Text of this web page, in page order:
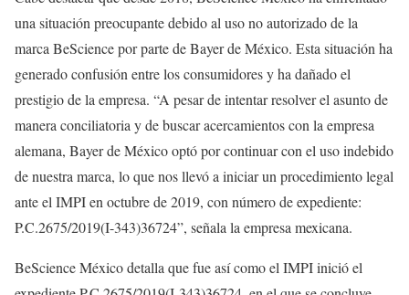
una situación preocupante debido al uso no autorizado de la
marca BeScience por parte de Bayer de México. Esta situación ha
generado confusión entre los consumidores y ha dañado el
prestigio de la empresa. “A pesar de intentar resolver el asunto de
manera conciliatoria y de buscar acercamientos con la empresa
alemana, Bayer de México optó por continuar con el uso indebido
de nuestra marca, lo que nos llevó a iniciar un procedimiento legal
ante el IMPI en octubre de 2019, con número de expediente:
P.C.2675/2019(I-343)36724”, señala la empresa mexicana.
BeScience México detalla que fue así como el IMPI inició el